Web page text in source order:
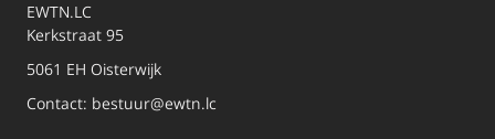
EWTN.LC
Kerkstraat 95
5061 EH Oisterwijk
Contact: bestuur@ewtn.lc